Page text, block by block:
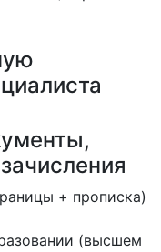
+ прописка)
(высшем